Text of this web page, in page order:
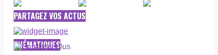
PARTAGEZ VOS ACTUS
THÉMATIQUES